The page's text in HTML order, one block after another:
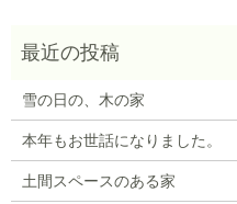
雪の日の、木の家
本年もお世話になりました。
土間スペースのある家